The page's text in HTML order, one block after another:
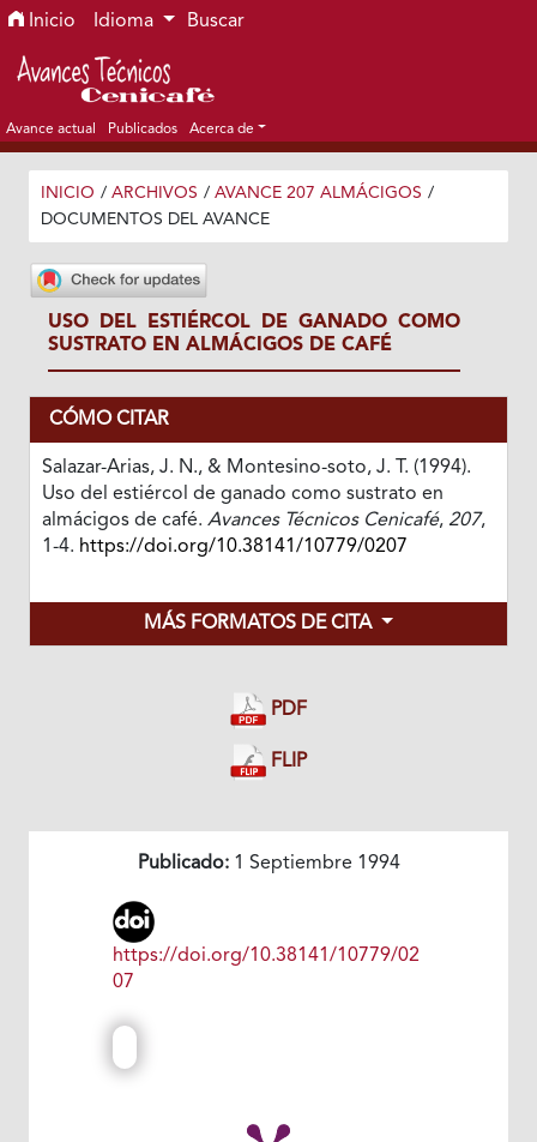
Ir al menú de navegación principal
Ir al contenido principal
Ir al pie de página del sitio
Inicio Idioma Buscar
Avance actual Publicados Acerca de
INICIO / ARCHIVOS / AVANCE 207 ALMÁCIGOS /
DOCUMENTOS DEL AVANCE
USO DEL ESTIÉRCOL DE GANADO COMO
SUSTRATO EN ALMÁCIGOS DE CAFÉ
CÓMO CITAR
Salazar-Arias, J. N., & Montesino-soto, J. T. (1994).
Uso del estiércol de ganado como sustrato en
almácigos de café. Avances Técnicos Cenicafé, 207,
1-4. https://doi.org/10.38141/10779/0207
MÁS FORMATOS DE CITA
PDF
FLIP
Publicado:1 Septiembre 1994
https://doi.org/10.38141/10779/02
07